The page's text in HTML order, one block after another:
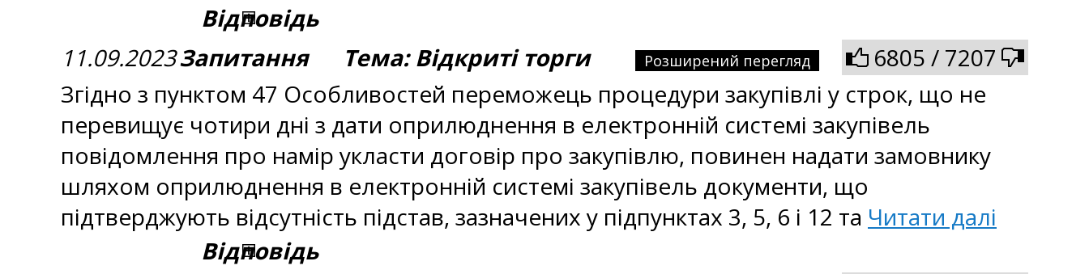
Відповідь
11.09.2023Запитання Тема: Відкриті торги Розширений перегляд
6805 / 7207
Згідно з пунктом 47 Особливостей переможець процедури закупівлі у строк, що не
перевищує чотири дні з дати оприлюднення в електронній системі закупівель
повідомлення про намір укласти договір про закупівлю, повинен надати замовнику
шляхом оприлюднення в електронній системі закупівель документи, що
підтверджують відсутність підстав, зазначених у підпунктах 3, 5, 6 і 12 та Читати далі
Відповідь